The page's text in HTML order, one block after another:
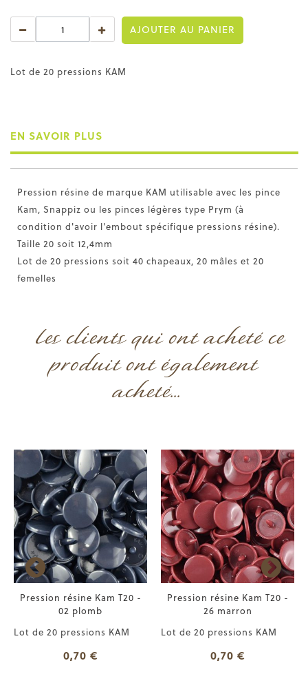
AJOUTER AU PANIER
Lot de 20 pressions KAM
EN SAVOIR PLUS
Pression résine de marque KAM utilisable avec les pince
Kam, Snappiz ou les pinces légères type Prym (à
condition d'avoir l'embout spécifique pressions résine).
Taille 20 soit 12,4mm
Lot de 20 pressions soit 40 chapeaux, 20 mâles et 20
femelles
Les clients qui ont acheté ce
produit ont également
acheté...
Pression résine Kam T20 -
02 plomb
Lot de 20 pressions KAM
0,70 €
Pression résine Kam T20 -
26 marron
Lot de 20 pressions KAM
0,70 €